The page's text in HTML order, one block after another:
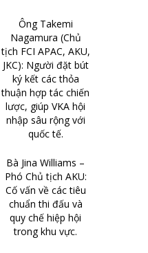
Ông Takemi
Nagamura (Chủ
tịch FCI APAC, AKU,
JKC): Người đặt bút
ký kết các thỏa
thuận hợp tác chiến
lược, giúp VKA hội
nhập sâu rộng với
quốc tế.
Bà Jina Williams –
Phó Chủ tịch AKU:
Cố vấn về các tiêu
chuẩn thi đấu và
quy chế hiệp hội
trong khu vực.